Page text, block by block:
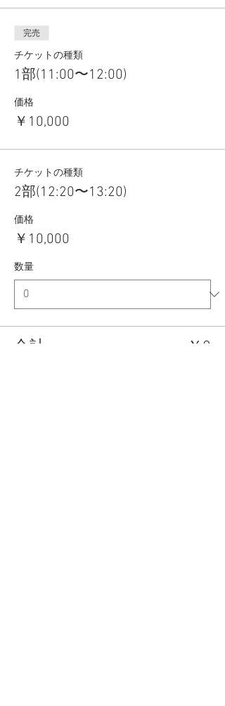
完売
チケットの種類
1部(11:00〜12:00)
価格
￥10,000
チケットの種類
2部(12:20〜13:20)
価格
￥10,000
数量
合計 ￥0